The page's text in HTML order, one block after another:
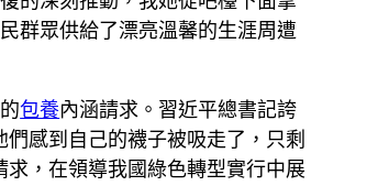
群眾供給了漂亮溫馨的生涯周遭
包養內涵請求。習近平總書記誇
感到自己的襪子被吸走了，只剩
，在領導我國綠色轉型實行中展